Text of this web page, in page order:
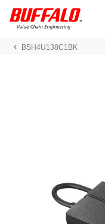
BSH4U138C1BK